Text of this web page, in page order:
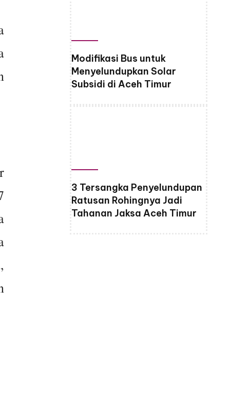
Modifikasi Bus untuk
Menyelundupkan Solar
Subsidi di Aceh Timur
3 Tersangka Penyelundupan
Ratusan Rohingnya Jadi
Tahanan Jaksa Aceh Timur